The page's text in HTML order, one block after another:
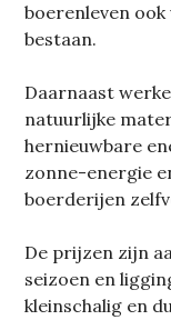
boerenleven
bestaan.
Daarnaast
natuurlijke
hernieuwbare
zonne-energie
boerderijen
De prijzen zijn
seizoen en
kleinschalig en